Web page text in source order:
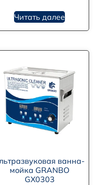
Читать далее
ванна-
мойка GRANBO
GX0303